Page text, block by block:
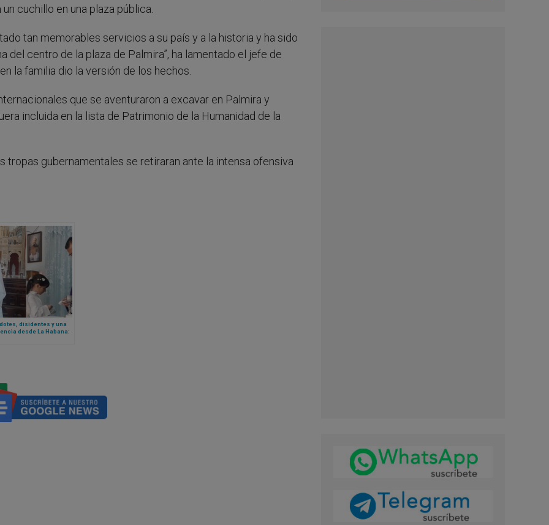
cuchillo en una plaza pública.
tan memorables servicios a su país y a la historia y ha sido
del centro de la plaza de Palmira”, ha lamentado el jefe de
la familia dio la versión de los hechos.
que se aventuraron a excavar en Palmira y
incluida en la lista de Patrimonio de la Humanidad de la
tropas gubernamentales se retiraran ante la intensa ofensiva
disidentes y una
desde La Habana: